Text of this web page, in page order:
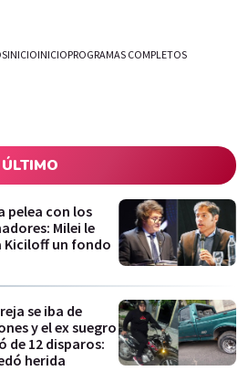
INICIOINICIOPROGRAMAS COMPLETOS
pelea con los
Milei le
Kiciloff un fondo
se iba de
y el ex suegro
de 12 disparos:
herida